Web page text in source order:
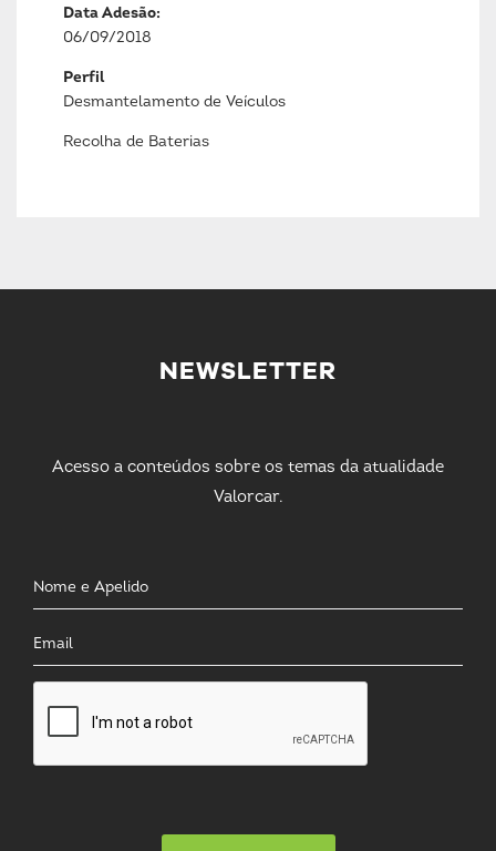
Data Adesão:
06/09/2018
Perfil
Desmantelamento de Veículos
Recolha de Baterias
NEWSLETTER
Acesso a conteúdos sobre os temas da atualidade
Valorcar.